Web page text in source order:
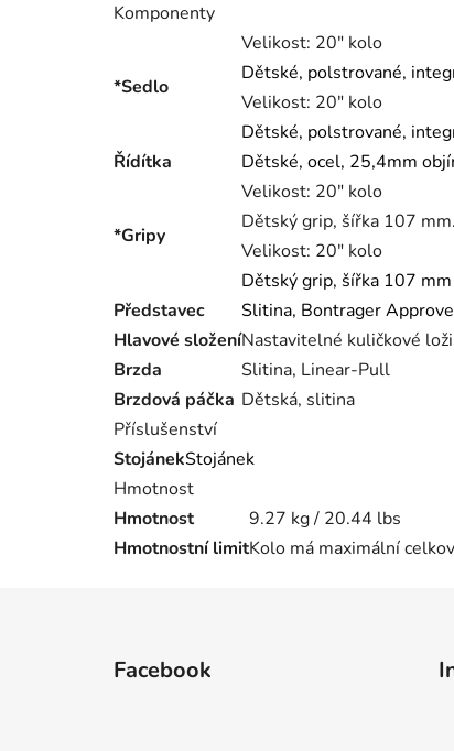
Komponenty
*Sedlo
Velikost: 20" kolo
Dětské, polstrované,
Velikost: 20" kolo
Dětské, polstrované,
Řídítka
Dětské, ocel, 25,4mm
*Gripy
Velikost: 20" kolo
Dětský grip, šířka 107 mm.
Velikost: 20" kolo
Dětský grip, šířka 107 mm
Představec
Slitina, Bontrager
Hlavové složeníNastavitelné kuličkové
Brzda
Slitina, Linear-Pull
Brzdová páčka Dětská, slitina
Příslušenství
StojánekStojánek
Hmotnost
Hmotnost
9.27 kg / 20.44 lbs
Hmotnostní limitKolo má maximální
Facebook